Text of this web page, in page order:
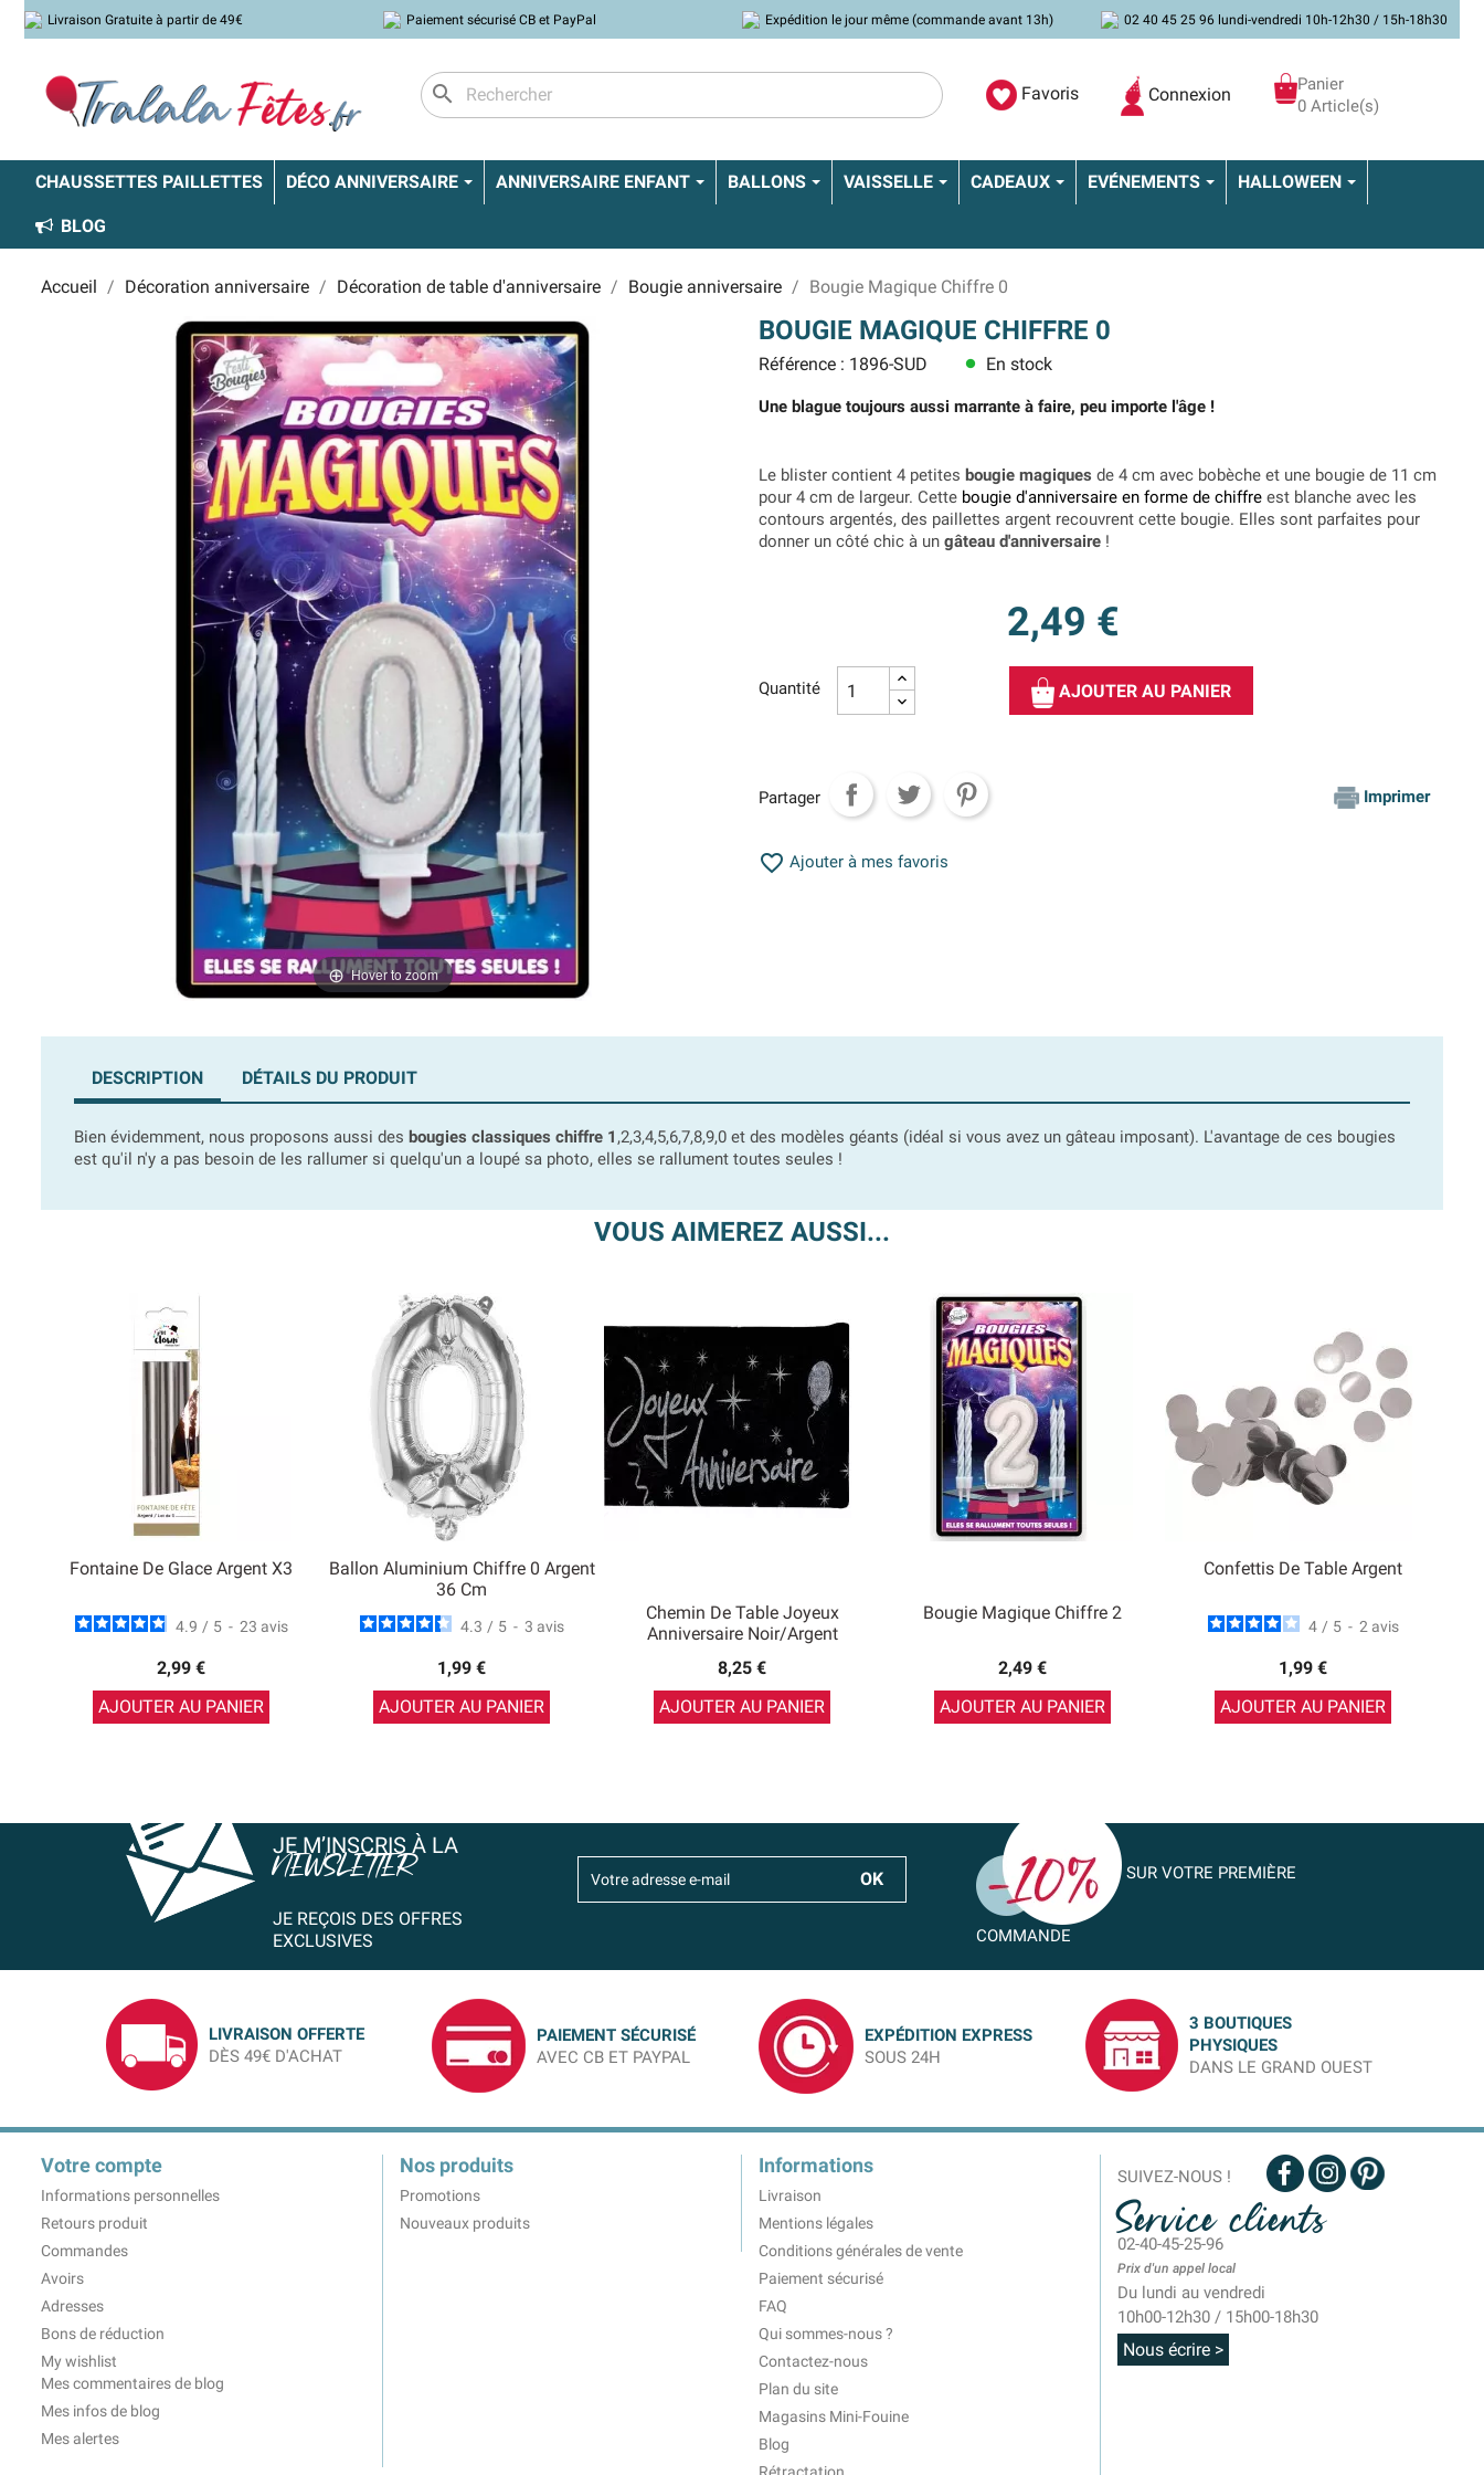
Livraison Gratuite à partir de 49€ Paiement sécurisé CB et PayPal Expédition le jour même (commande avant 13h) 02 40 45 25 96 lundi-vendredi 10h-12h30 / 15h-18h30
search Favoris Connexion
Panier
0 Article(s)
CHAUSSETTES PAILLETTES DÉCO ANNIVERSAIRE ANNIVERSAIRE ENFANT BALLONS VAISSELLE CADEAUX EVÉNEMENTS HALLOWEEN
BLOG
Accueil Décoration anniversaire Décoration de table d'anniversaire Bougie anniversaire Bougie Magique Chiffre 0
Hover to zoom
BOUGIE MAGIQUE CHIFFRE 0
Référence : 1896-SUD lens En stock
Une blague toujours aussi marrante à faire, peu importe l'âge !
Le blister contient 4 petites bougie magiques de 4 cm avec bobèche et une bougie de 11 cm
pour 4 cm de largeur. Cette bougie d'anniversaire en forme de chiffre est blanche avec les
contours argentés, des paillettes argent recouvrent cette bougie. Elles sont parfaites pour
donner un côté chic à un gâteau d'anniversaire !
2,49 €
Quantité AJOUTER AU PANIER
Partager Imprimer
 Ajouter à mes favoris
DESCRIPTION DÉTAILS DU PRODUIT
Bien évidemment, nous proposons aussi des bougies classiques chiffre 1 ,2,3,4,5,6,7,8,9,0 et des modèles géants (idéal si vous avez un gâteau imposant). L'avantage de ces bougies
est qu'il n'y a pas besoin de les rallumer si quelqu'un a loupé sa photo, elles se rallument toutes seules !
VOUS AIMEREZ AUSSI...
Fontaine De Glace Argent X3
4.9 / 5 - 23 avis
2,99 €
AJOUTER AU PANIER
Ballon Aluminium Chiffre 0 Argent
36 Cm
4.3 / 5 - 3 avis
1,99 €
AJOUTER AU PANIER
Chemin De Table Joyeux
Anniversaire Noir/Argent
8,25 €
AJOUTER AU PANIER
Bougie Magique Chiffre 2
2,49 €
AJOUTER AU PANIER
Confettis De Table Argent
4 / 5 - 2 avis
1,99 €
AJOUTER AU PANIER
JE M’INSCRIS À LA
NEWSLETTER
JE REÇOIS DES OFFRES
EXCLUSIVES
SUR VOTRE PREMIÈRE
COMMANDE
LIVRAISON OFFERTE
DÈS 49€ D'ACHAT
PAIEMENT SÉCURISÉ
AVEC CB ET PAYPAL
EXPÉDITION EXPRESS
SOUS 24H
3 BOUTIQUES
PHYSIQUES
DANS LE GRAND OUEST
Votre compte
Informations personnelles
Retours produit
Commandes
Avoirs
Adresses
Bons de réduction
My wishlist
Mes commentaires de blog
Mes infos de blog
Mes alertes
Nos produits
Promotions
Nouveaux produits
Informations
Livraison
Mentions légales
Conditions générales de vente
Paiement sécurisé
FAQ
Qui sommes-nous ?
Contactez-nous
Plan du site
Magasins Mini-Fouine
Blog
SUIVEZ-NOUS !
Service clients
02-40-45-25-96
Prix d'un appel local
Du lundi au vendredi
10h00-12h30 / 15h00-18h30
Nous écrire >